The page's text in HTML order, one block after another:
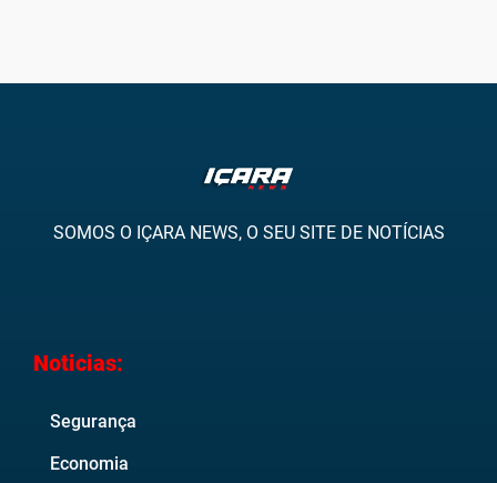
SOMOS O IÇARA NEWS, O SEU SITE DE NOTÍCIAS
Noticias:
Segurança
Economia